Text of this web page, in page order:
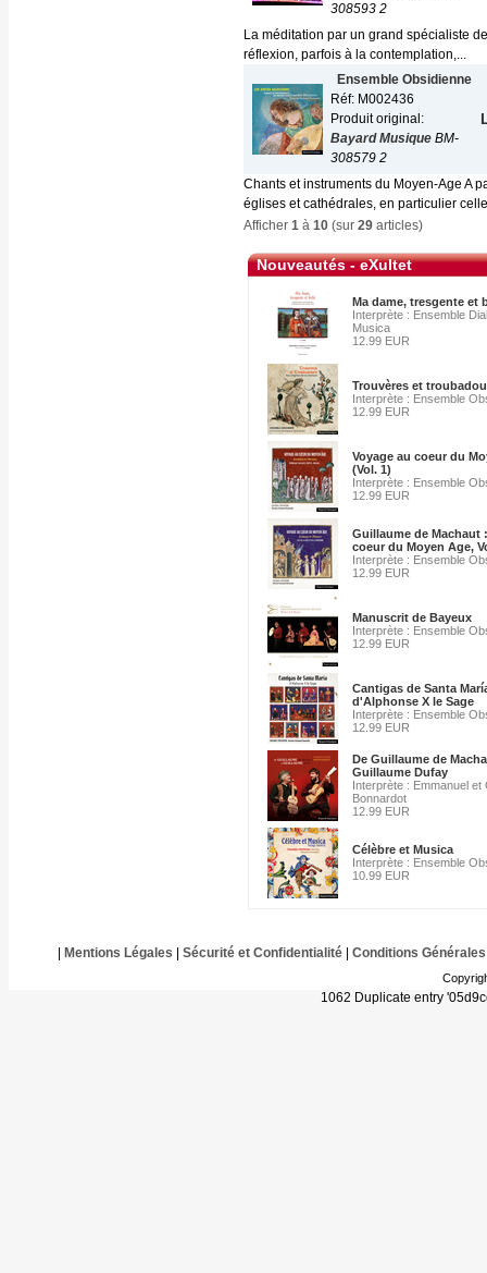
308593 2
La méditation par un grand spécialiste
réflexion, parfois à la contemplation,...
Ensemble Obsidienne
Réf: M002436
Produit original:
Bayard Musique BM-
308579 2
Chants et instruments du Moyen-Age A
églises et cathédrales, en particulier
Afficher 1 à 10 (sur 29 articles)
Nouveautés - eXultet
Ma dame, tresgente et
Interprète : Ensemble
Musica
12.99 EUR
Trouvères et
Interprète : Ensemble
12.99 EUR
Voyage au coeur du
(Vol. 1)
Interprète : Ensemble
12.99 EUR
Guillaume de Machaut
coeur du Moyen Age,
Interprète : Ensemble
12.99 EUR
Manuscrit de Bayeux
Interprète : Ensemble
12.99 EUR
Cantigas de Santa
d'Alphonse X le Sage
Interprète : Ensemble
12.99 EUR
De Guillaume de
Guillaume Dufay
Interprète : Emmanuel et
Bonnardot
12.99 EUR
Célèbre et Musica
Interprète : Ensemble
10.99 EUR
Mentions Légales Sécurité et Confidentialité| Conditions Générales
1062 Duplicate entry